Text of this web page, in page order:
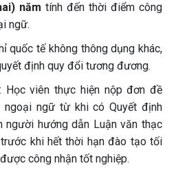
năm tính đến thời điểm công
ngữ.
quốc tế không thông dụng khác,
định quy đổi tương đương.
Học viên thực hiện nộp đơn đề
ngoại ngữ từ khi có Quyết định
người hướng dẫn Luận văn thạc
khi hết thời hạn đào tạo tối
công nhận tốt nghiệp.